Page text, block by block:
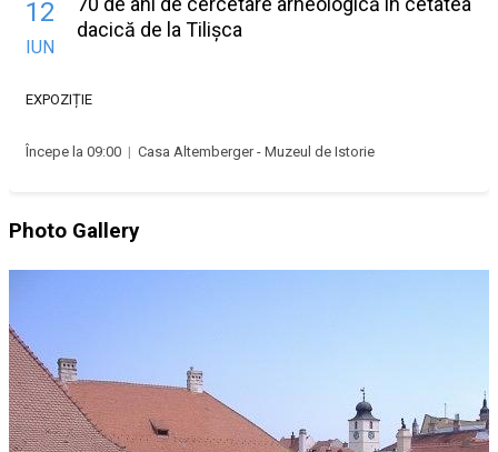
12
IUN
dacică de la Tilișca
EXPOZIȚIE
Începe la 09:00 | Casa Altemberger - Muzeul de Istorie
Photo Gallery